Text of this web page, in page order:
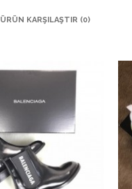
ÜRÜN KARŞILAŞTIR (0)